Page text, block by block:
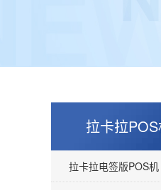
拉卡拉
拉卡拉电签版POS机